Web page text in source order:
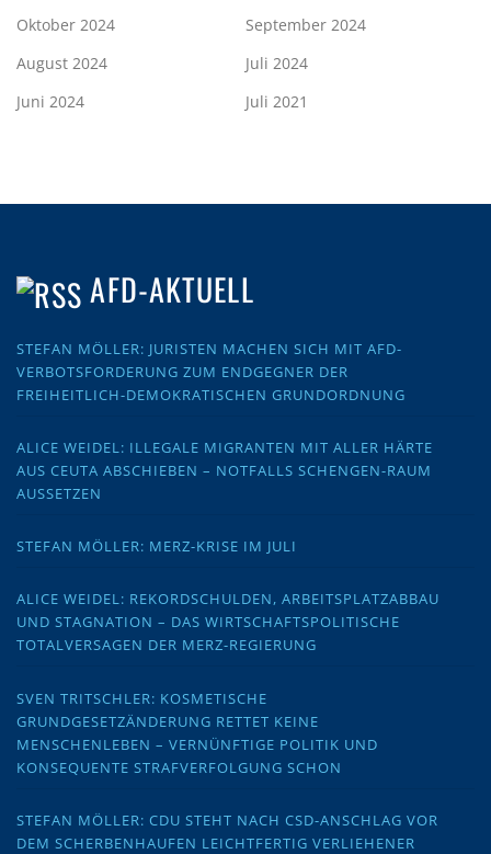
Oktober 2024
September 2024
August 2024
Juli 2024
Juni 2024
Juli 2021
AFD-AKTUELL
STEFAN MÖLLER: JURISTEN MACHEN SICH MIT AFD-
VERBOTSFORDERUNG ZUM ENDGEGNER DER
FREIHEITLICH-DEMOKRATISCHEN GRUNDORDNUNG
ALICE WEIDEL: ILLEGALE MIGRANTEN MIT ALLER HÄRTE
AUS CEUTA ABSCHIEBEN – NOTFALLS SCHENGEN-RAUM
AUSSETZEN
STEFAN MÖLLER: MERZ-KRISE IM JULI
ALICE WEIDEL: REKORDSCHULDEN, ARBEITSPLATZABBAU
UND STAGNATION – DAS WIRTSCHAFTSPOLITISCHE
TOTALVERSAGEN DER MERZ-REGIERUNG
SVEN TRITSCHLER: KOSMETISCHE
GRUNDGESETZÄNDERUNG RETTET KEINE
MENSCHENLEBEN – VERNÜNFTIGE POLITIK UND
KONSEQUENTE STRAFVERFOLGUNG SCHON
STEFAN MÖLLER: CDU STEHT NACH CSD-ANSCHLAG VOR
DEM SCHERBENHAUFEN LEICHTFERTIG VERLIEHENER